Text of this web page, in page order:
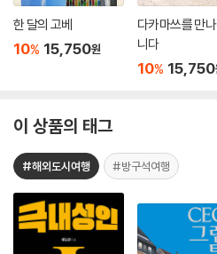
한 달의 고베
10% 15,750원
다카마쓰를 만
니다
10% 15,750
이 상품의 태그
#해외도시여행 #방구석여행